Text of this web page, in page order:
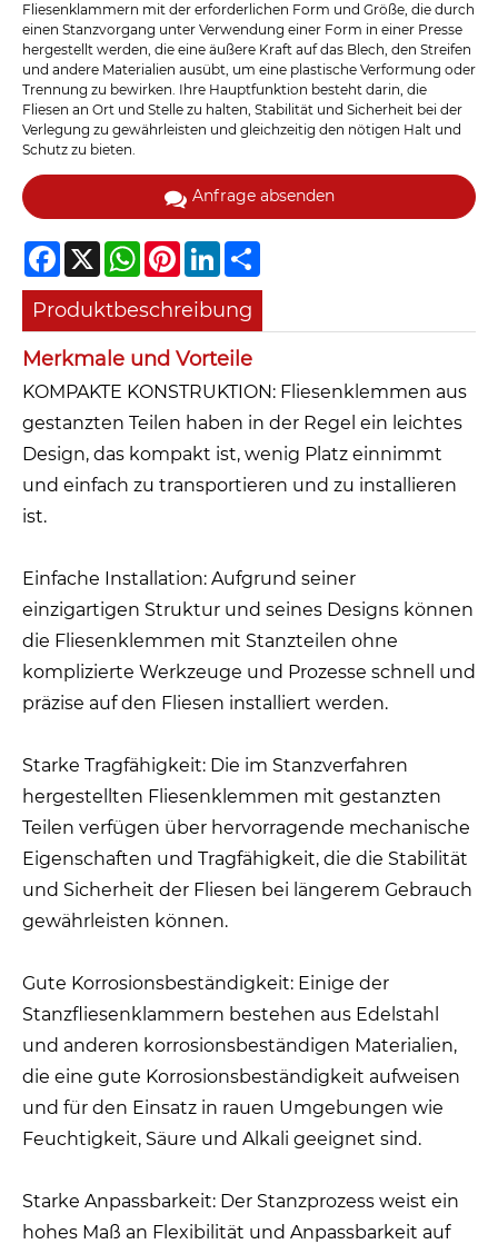
Fliesenklammern mit der erforderlichen Form und Größe, die durch
einen Stanzvorgang unter Verwendung einer Form in einer Presse
hergestellt werden, die eine äußere Kraft auf das Blech, den Streifen
und andere Materialien ausübt, um eine plastische Verformung oder
Trennung zu bewirken. Ihre Hauptfunktion besteht darin, die
Fliesen an Ort und Stelle zu halten, Stabilität und Sicherheit bei der
Verlegung zu gewährleisten und gleichzeitig den nötigen Halt und
Schutz zu bieten.
Anfrage absenden
Facebook
X WhatsAppPinterestLinkedIn
Produktbeschreibung
Merkmale und Vorteile
KOMPAKTE KONSTRUKTION: Fliesenklemmen aus
gestanzten Teilen haben in der Regel ein leichtes
Design, das kompakt ist, wenig Platz einnimmt
und einfach zu transportieren und zu installieren
ist.
Einfache Installation: Aufgrund seiner
einzigartigen Struktur und seines Designs können
die Fliesenklemmen mit Stanzteilen ohne
komplizierte Werkzeuge und Prozesse schnell und
präzise auf den Fliesen installiert werden.
Starke Tragfähigkeit: Die im Stanzverfahren
hergestellten Fliesenklemmen mit gestanzten
Teilen verfügen über hervorragende mechanische
Eigenschaften und Tragfähigkeit, die die Stabilität
und Sicherheit der Fliesen bei längerem Gebrauch
gewährleisten können.
Gute Korrosionsbeständigkeit: Einige der
Stanzfliesenklammern bestehen aus Edelstahl
und anderen korrosionsbeständigen Materialien,
die eine gute Korrosionsbeständigkeit aufweisen
und für den Einsatz in rauen Umgebungen wie
Feuchtigkeit, Säure und Alkali geeignet sind.
Starke Anpassbarkeit: Der Stanzprozess weist ein
hohes Maß an Flexibilität und Anpassbarkeit auf